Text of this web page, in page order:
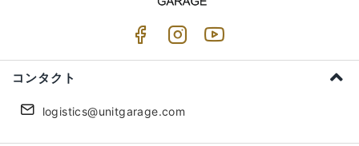
コンタクト
logistics@unitgarage.com